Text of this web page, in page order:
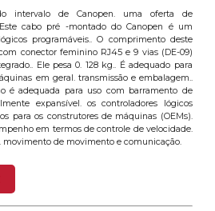
intervalo de Canopen. uma oferta de
cabo pré -montado do Canopen é um
programáveis.. O comprimento deste
conector feminino RJ45 e 9 vias (DE-09)
Ele pesa 0. 128 kg.. É adequado para
em geral. transmissão e embalagem..
é adequada para uso com barramento de
expansível. os controladores lógicos
para os construtores de máquinas (OEMs).
em termos de controle de velocidade.
movimento de movimento e comunicação.